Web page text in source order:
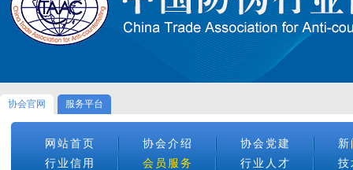
协会官网 服务平台
网站首页 协会介绍 协会党建
行业信用
会员服务 行业人才 技